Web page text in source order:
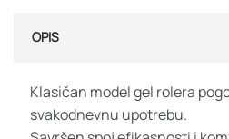
OPIS
Klasičan model gel rolera
svakodnevnu upotrebu.